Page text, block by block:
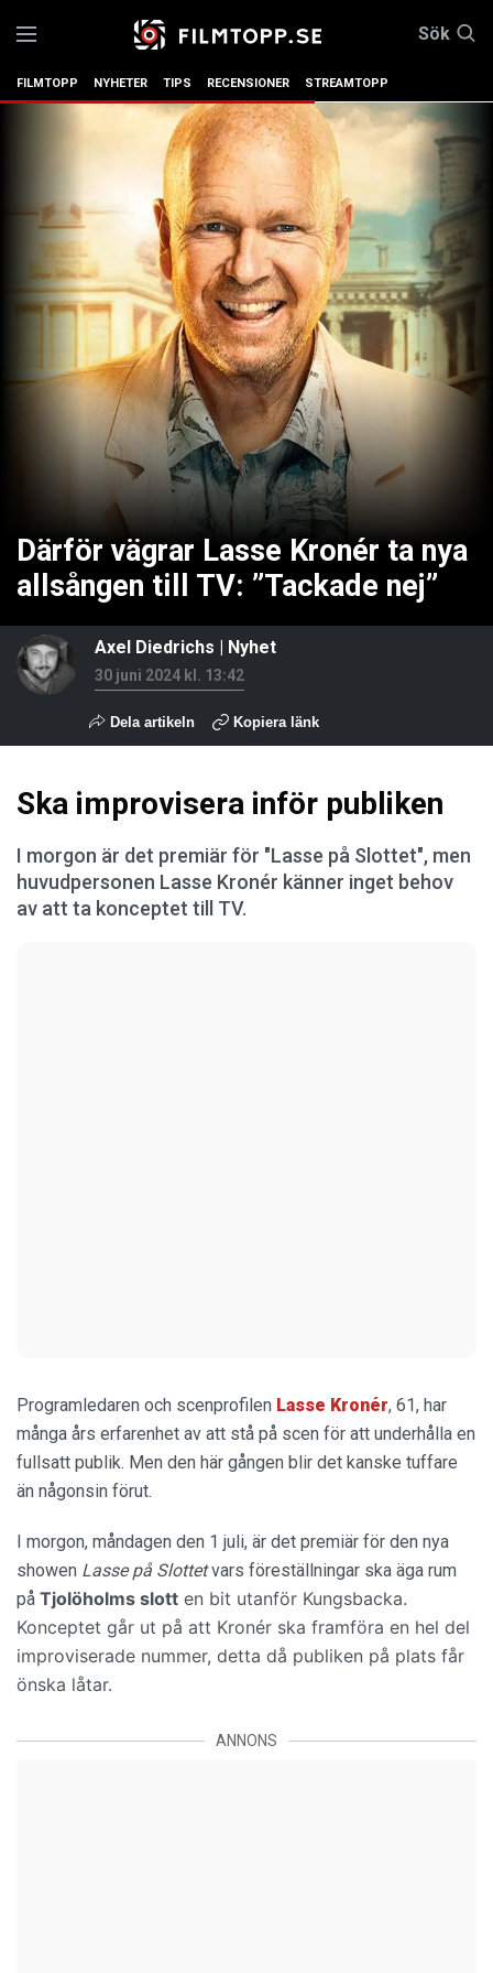
Sök
FILMTOPP NYHETER TIPS RECENSIONER STREAMTOPP
Därför vägrar Lasse Kronér ta nya
allsången till TV: ”Tackade nej”
Axel Diedrichs | Nyhet
30 juni 2024 kl. 13:42
Dela artikeln Kopiera länk
Ska improvisera inför publiken
I morgon är det premiär för "Lasse på Slottet", men
huvudpersonen Lasse Kronér känner inget behov
av att ta konceptet till TV.
Programledaren och scenprofilen Lasse Kronér, 61, har
många års erfarenhet av att stå på scen för att underhålla en
fullsatt publik. Men den här gången blir det kanske tuffare
än någonsin förut.
I morgon, måndagen den 1 juli, är det premiär för den nya
showen Lasse på Slottetvars föreställningar ska äga rum
på Tjolöholms slott en bit utanför Kungsbacka.
Konceptet går ut på att Kronér ska framföra en hel del
improviserade nummer, detta då publiken på plats får
önska låtar.
ANNONS